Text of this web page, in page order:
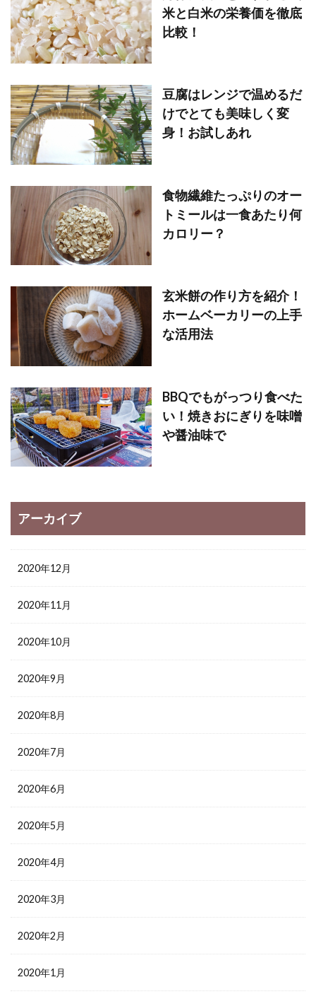
米と白米の栄養価を徹底
比較！
豆腐はレンジで温めるだ
けでとても美味しく変
身！お試しあれ
食物繊維たっぷりのオー
トミールは一食あたり何
カロリー？
玄米餅の作り方を紹介！
ホームベーカリーの上手
な活用法
BBQでもがっつり食べた
い！焼きおにぎりを味噌
や醤油味で
アーカイブ
2020年12月
2020年11月
2020年10月
2020年9月
2020年8月
2020年7月
2020年6月
2020年5月
2020年4月
2020年3月
2020年2月
2020年1月